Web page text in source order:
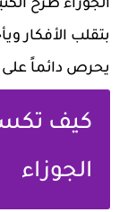
الجوزاء طرح
بتقلب الأفكار
يحرص دائماً
كيف
الجوزاء